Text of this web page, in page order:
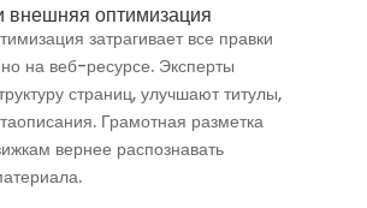
внешняя оптимизация
затрагивает все правки
на веб-ресурсе. Эксперты
страниц, улучшают титулы,
Грамотная разметка
вернее распознавать